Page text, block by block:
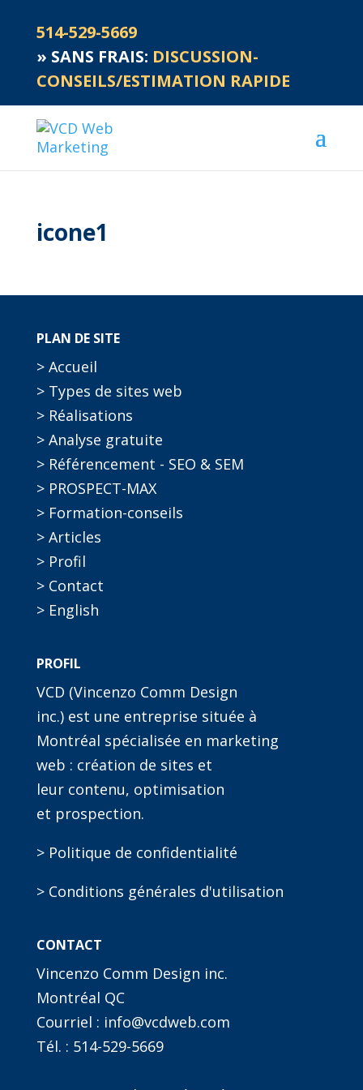
514-529-5669
» SANS FRAIS: DISCUSSION-
CONSEILS/ESTIMATION RAPIDE
icone1
PLAN DE SITE
> Accueil
> Types de sites web
> Réalisations
> Analyse gratuite
> Référencement - SEO & SEM
> PROSPECT-MAX
> Formation-conseils
> Articles
> Profil
> Contact
> English
PROFIL
VCD (Vincenzo Comm Design
inc.) est une entreprise située à
Montréal spécialisée en marketing
web : création de sites et
leur contenu, optimisation
et prospection.
> Politique de confidentialité
> Conditions générales d'utilisation
CONTACT
Vincenzo Comm Design inc.
Montréal QC
Courriel : info@vcdweb.com
Tél. : 514-529-5669